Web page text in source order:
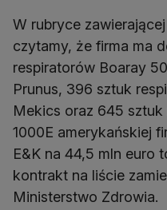
W rubryce
czytamy, że firma ma
respiratorów Boaray
Prunus, 396 sztuk
Mekics oraz 645
1000E amerykańskiej
E&K na 44,5 mln euro
kontrakt na liście
Ministerstwo Zdrowia.